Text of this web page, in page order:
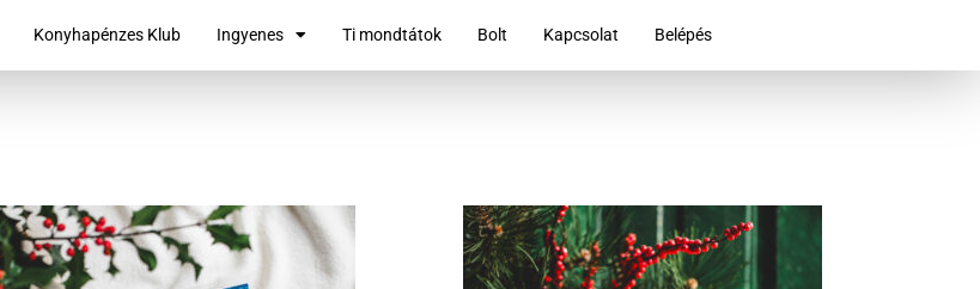
Konyhapénzes Klub Ingyenes Ti mondtátok Bolt Kapcsolat Belépés